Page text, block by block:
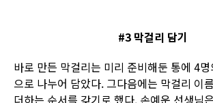
#3 막걸리 담기
바로 만든 막걸리는 미리 준비해둔 통에 4
으로 나누어 담았다. 그다음에는 막걸리 이
더하는 순서를 갖기로 했다. 손예운 선생님